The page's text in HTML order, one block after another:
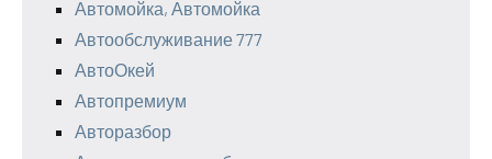
Автомойка, Автомойка
Автообслуживание 777
АвтоОкей
Автопремиум
Авторазбор